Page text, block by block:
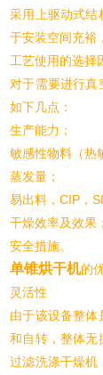
采用上驱动式结
于安装空间充裕
工艺使用的选择
对于需要进行真
如下几点：
生产能力；
敏感性物料（热
蒸发量；
易出料，CIP，
干燥效率及效果；
安全措施。
单锥烘干机的
灵活性
由于该设备整体
和自转，整体无
过滤洗涤干燥机